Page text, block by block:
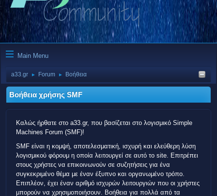
Main Menu
a33.gr ► Forum ► Βοήθεια
Βοήθεια χρήσης SMF
Καλώς ήρθατε στο a33.gr, που βασίζεται στο λογισμικό Simple
Machines Forum (SMF)!
SMF είναι η κομψή, αποτελεσματική, ισχυρή και ελεύθερη λύση
λογισμικού φόρουμ η οποία λειτουργεί σε αυτό το site. Επιτρέπει
στους χρήστες να επικοινωνούν σε συζητήσεις για ένα
συγκεκριμένο θέμα με έναν έξυπνο και οργανωμένο τρόπο.
Επιπλέον, έχει έναν αριθμό ισχυρών λειτουργιών που οι χρήστες
μπορούν να χρησιμοποιήσουν. Βοήθεια για πολλά από τα